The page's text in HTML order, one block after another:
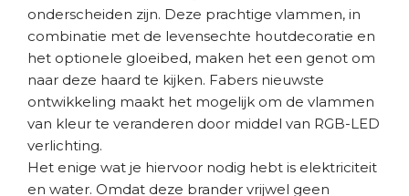
onderscheiden zijn. Deze prachtige vlammen, in
combinatie met de levensechte houtdecoratie en
het optionele gloeibed, maken het een genot om
naar deze haard te kijken. Fabers nieuwste
ontwikkeling maakt het mogelijk om de vlammen
van kleur te veranderen door middel van RGB-LED
verlichting.
Het enige wat je hiervoor nodig hebt is elektriciteit
en water. Omdat deze brander vrijwel geen